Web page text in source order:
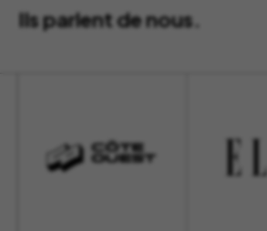
Ils parlent de nous.